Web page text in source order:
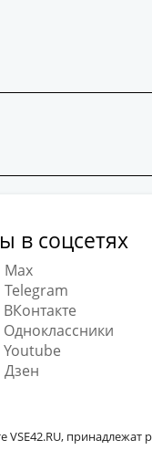
в соцсетях
Max
Telegram
ВКонтакте
Одноклассники
Youtube
Дзен